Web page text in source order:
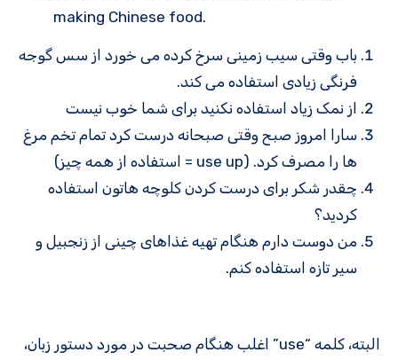
making Chinese food.
باب وقتی سیب زمینی سرخ کرده می خورد از سس گوجه
فرنگی زیادی استفاده می کند.
از نمک زیاد استفاده نکنید برای شما خوب نیست
سارا امروز صبح وقتی صبحانه درست کرد تمام تخم مرغ
ها را مصرف کرد. (use up = استفاده از همه چیز)
چقدر شکر برای درست کردن کلوچه هاتون استفاده
کردید؟
من دوست دارم هنگام تهیه غذاهای چینی از زنجبیل و
سیر تازه استفاده کنم.
البته، کلمه “use” اغلب هنگام صحبت در مورد دستور زبان،